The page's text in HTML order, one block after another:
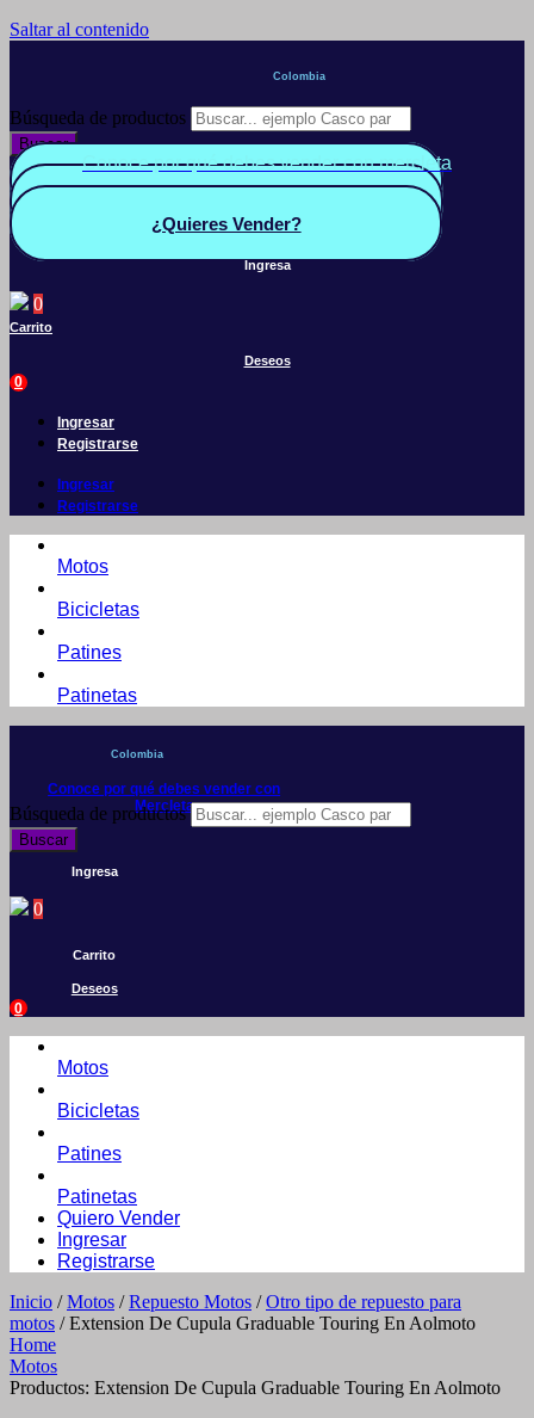
Saltar al contenido
Colombia
Búsqueda de productos
Buscar
Conoce por qué debes vender con mercleta
Quiero Vender
¿Quieres Vender?
Ingresa
0
Carrito
Deseos
0
Ingresar
Registrarse
Ingresar
Registrarse
Motos
Bicicletas
Patines
Patinetas
Colombia
Conoce por qué debes vender con
Mercleta
Búsqueda de productos
Buscar
Ingresa
0
Carrito
Deseos
0
Motos
Bicicletas
Patines
Patinetas
Quiero Vender
Ingresar
Registrarse
Inicio /Motos /Repuesto Motos /Otro tipo de repuesto para
motos / Extension De Cupula Graduable Touring En Aolmoto
Home
Motos
Productos: Extension De Cupula Graduable Touring En Aolmoto